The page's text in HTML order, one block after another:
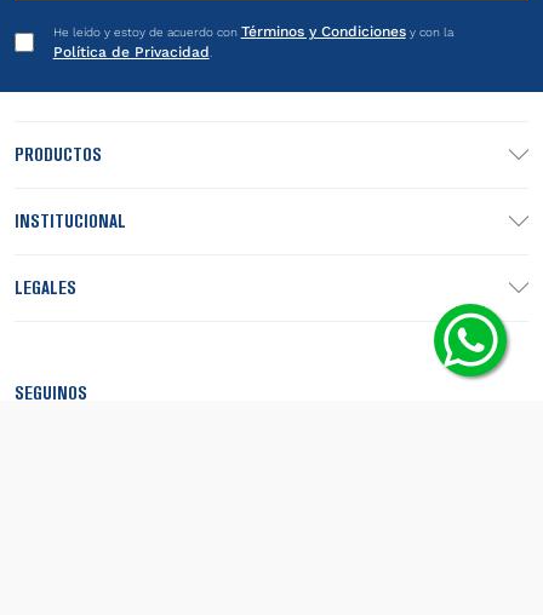
He leído y estoy de acuerdo con Términos y Condicionesy con la
Política de Privacidad
PRODUCTOS
INSTITUCIONAL
LEGALES
SEGUINOS